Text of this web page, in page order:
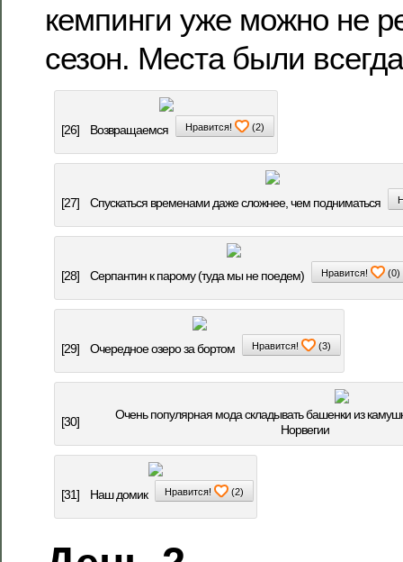
кемпинги уже можно не
сезон. Места были
[26] Возвращаемся Нравится! (2)
[27] Спускаться временами даже сложнее, чем подниматься
[28] Серпантин к парому (туда мы не поедем) Нравится! (0)
[29] Очередное озеро за бортом Нравится! (3)
[30]
Очень популярная мода складывать башенки из
Норвегии
[31] Наш домик Нравится! (2)